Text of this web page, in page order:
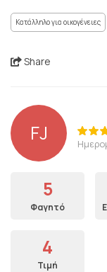
Κατάλληλο για οικογένειες
Share
FJ
5
Φαγητό
4
Τιμή